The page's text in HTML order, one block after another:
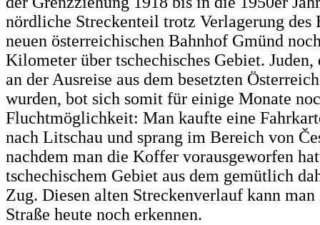
nördliche Streckenteil trotz Verlagerung des
neuen österreichischen Bahnhof Gmünd
Kilometer über tschechisches Gebiet.
an der Ausreise aus dem besetzten
wurden, bot sich somit für einige Monate
Fluchtmöglichkeit: Man kaufte eine
nach Litschau und sprang im Bereich von
nachdem man die Koffer vorausgeworfen
tschechischem Gebiet aus dem gemütlich
Zug. Diesen alten Streckenverlauf kann
Straße heute noch erkennen.